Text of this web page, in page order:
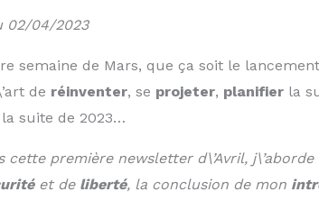
02/04/2023
semaine de Mars, que ça soit le
de réinventer, se projeter, planifierla
suite de 2023…
cette première newsletter d\’Avril, j\’aborde
et de liberté, la conclusion de mon